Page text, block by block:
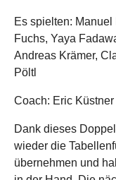
Es spielten:
Fuchs, Yaya
Andreas Krämer,
Pöltl
Coach: Eric Küstner
Dank dieses
wieder die
übernehmen und